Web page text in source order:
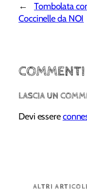
←
Tombolata
Coccinelle da NOI
COMMENTI
LASCIA UN
Devi essere
ALTRI ARTICOLI